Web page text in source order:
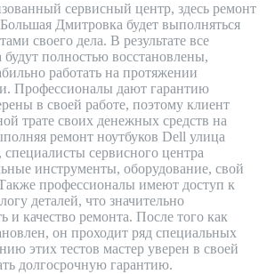
сервисный центр, здесь ремонт
Дмитровка будет выполняться
своего дела. В результате все
полностью восстановлены,
работать на протяжении
Профессионалы дают гарантию
в своей работе, поэтому клиент
трате своих денежных средств на
ремонт ноутбуков Dell улица
сервисного центра
инструменты, оборудование, свой
профессионалы имеют доступ к
деталей, что значительно
и качество ремонта. После того как
он проходит ряд специальных
этих тестов мастер уверен в своей
долгосрочную гарантию.